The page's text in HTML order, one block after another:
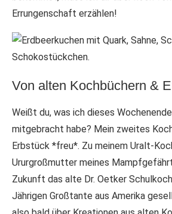
Errungenschaft erzählen!
Von alten Kochbüchern &
Weißt du, was ich dieses
mitgebracht habe? Mein zweites
Erbstück *freu*. Zu meinem Uralt-
Ururgroßmutter meines
Zukunft das alte Dr. Oetker
Jährigen Großtante aus Amerika